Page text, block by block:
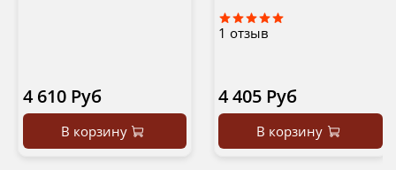
4 610 Руб
В корзину
1 отзыв
4 405 Руб
В корзину